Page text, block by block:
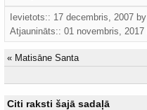
Ievietots:: 17 decembris, 2007 by
Atjaunināts:: 01 novembris, 2017
« Matisāne Santa
Citi raksti šajā sadaļā